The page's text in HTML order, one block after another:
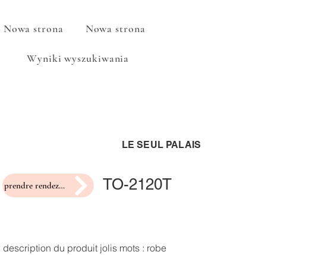
Nowa strona Nowa strona
Wyniki wyszukiwania
LE SEUL PALAIS
prendre rendez-vous pour un essayage TO-2120T
description du produit jolis mots : robe